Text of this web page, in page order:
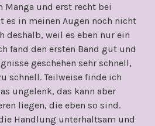
Manga und erst recht bei
es in meinen Augen noch nicht
deshalb, weil es eben nur ein
fand den ersten Band gut und
geschehen sehr schnell,
schnell. Teilweise finde ich
ungelenk, das kann aber
liegen, die eben so sind.
Handlung unterhaltsam und